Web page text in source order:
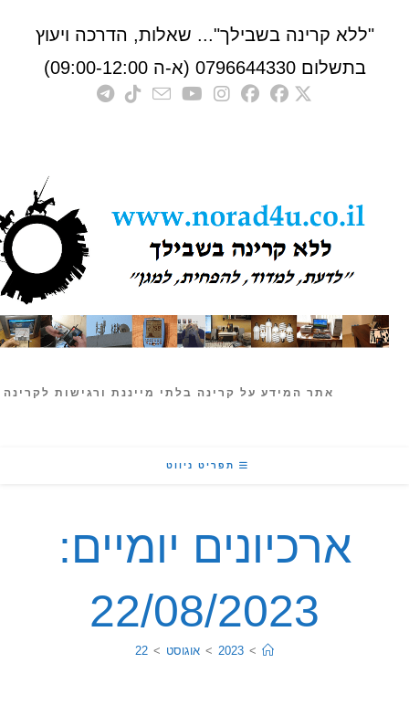
קרינה בשבילך"... שאלות, הדרכה ויעוץ
0796644330 (א-ה 09:00-12:00)
אתר המידע על קרינה בלתי מייננת ורגישות לקרינה
תפריט ניווט
ארכיונים יומיים:
22/08/2023
2023
> אוגוסט >
22